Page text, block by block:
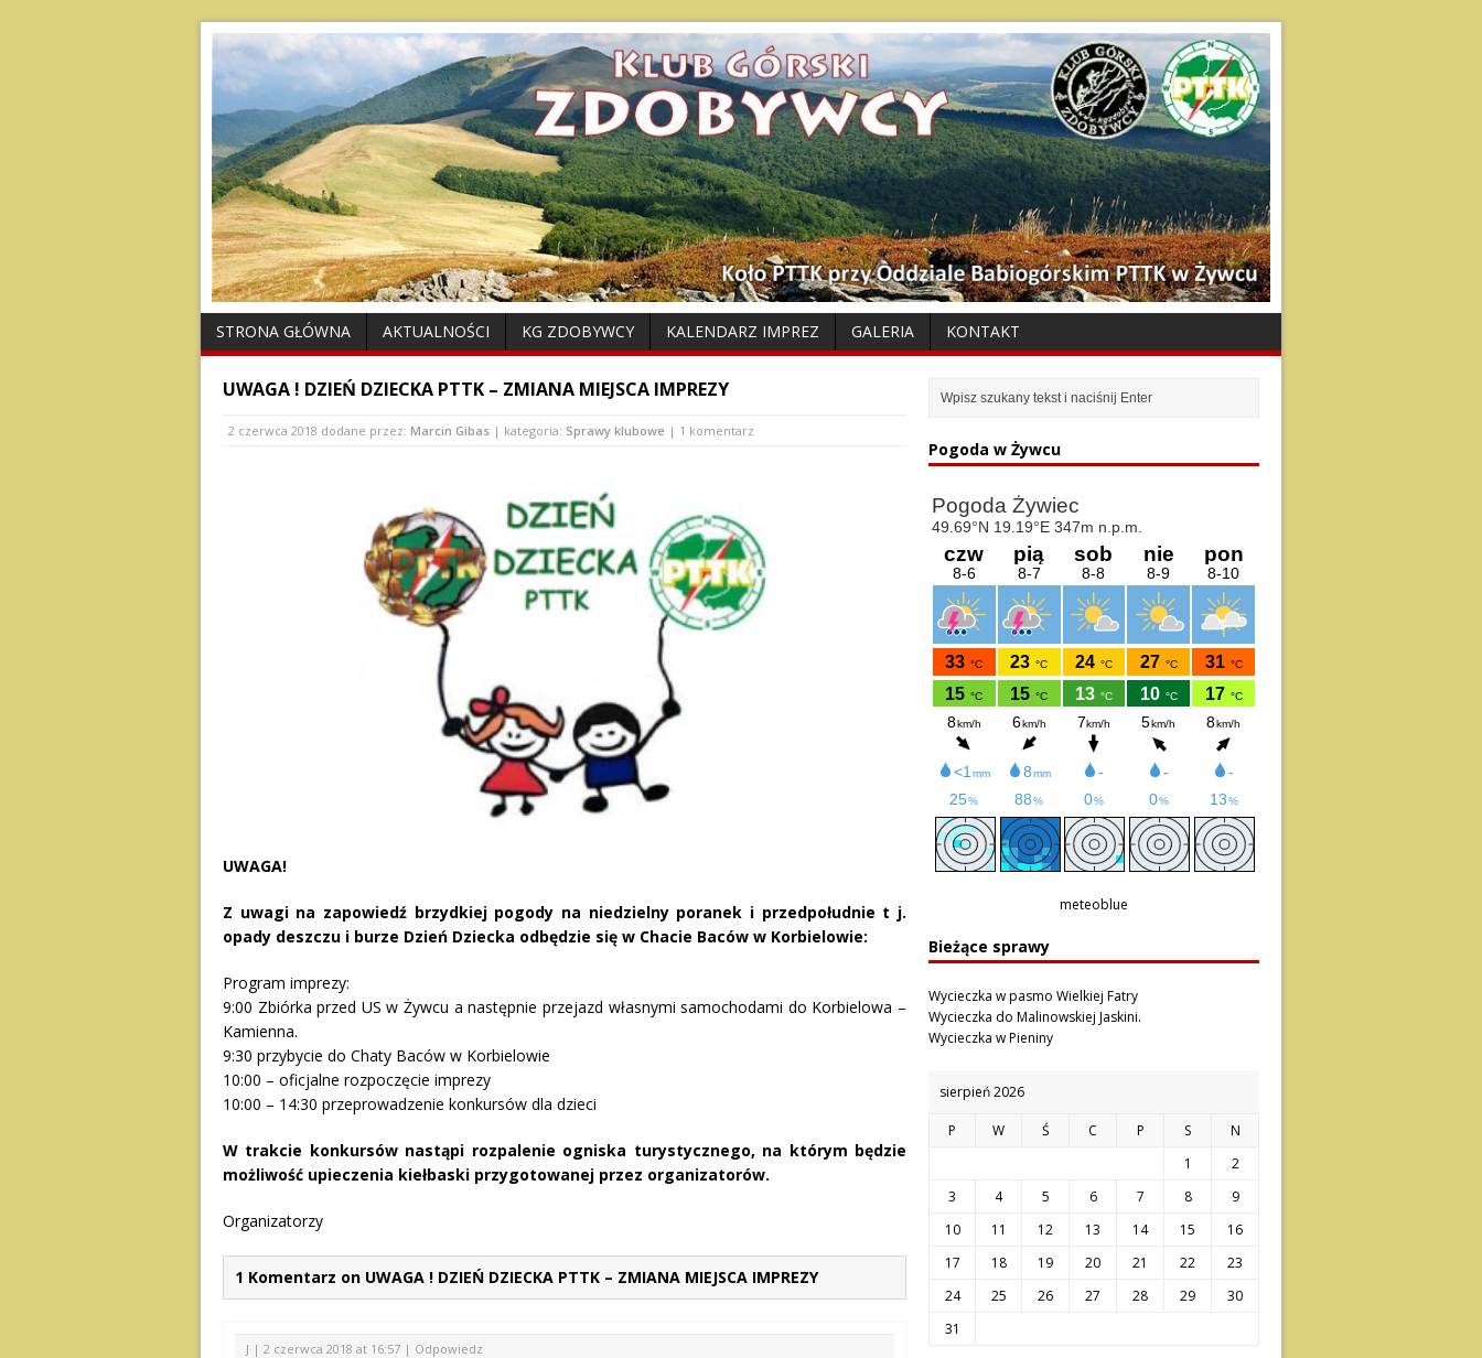
STRONA GŁÓWNA AKTUALNOŚCI KG ZDOBYWCY KALENDARZ IMPREZ GALERIA KONTAKT
UWAGA ! DZIEŃ DZIECKA PTTK – ZMIANA MIEJSCA IMPREZY
2 czerwca 2018 dodane przez: Marcin Gibas | kategoria: Sprawy klubowe | 1 komentarz
UWAGA!
Z uwagi na zapowiedź brzydkiej pogody na niedzielny poranek i przedpołudnie t j.
opady deszczu i burze Dzień Dziecka odbędzie się w Chacie Baców w Korbielowie:
Program imprezy:
9:00 Zbiórka przed US w Żywcu a następnie przejazd własnymi samochodami do Korbielowa –
Kamienna.
9:30 przybycie do Chaty Baców w Korbielowie
10:00 – oficjalne rozpoczęcie imprezy
10:00 – 14:30 przeprowadzenie konkursów dla dzieci
W trakcie konkursów nastąpi rozpalenie ogniska turystycznego, na którym będzie
możliwość upieczenia kiełbaski przygotowanej przez organizatorów.
Organizatorzy
1 Komentarz on UWAGA ! DZIEŃ DZIECKA PTTK – ZMIANA MIEJSCA IMPREZY
J | 2 czerwca 2018 at 16:57 | Odpowiedz
Pogoda w Żywcu
meteoblue
Bieżące sprawy
Wycieczka w pasmo Wielkiej Fatry
Wycieczka do Malinowskiej Jaskini.
Wycieczka w Pieniny
sierpień 2026
P W Ś C P S
N
1
2
3
4 5 6 7 8
9
10
11 12 13 14 15
16
17
18 19 20 21 22
23
24
25 26 27 28 29
30
31